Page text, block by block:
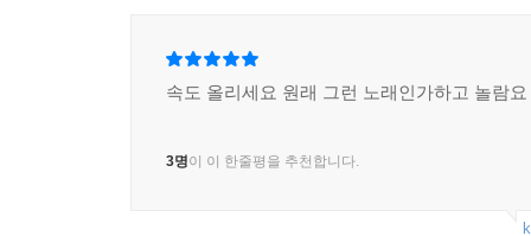
속도 올리세요 원래 그런 노래인가하고 놀람요
3명이 이 한줄평을 추천합니다.